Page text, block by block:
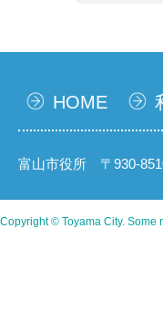
HOME
富山市役所 〒930-
Copyright © Toyama City. Some